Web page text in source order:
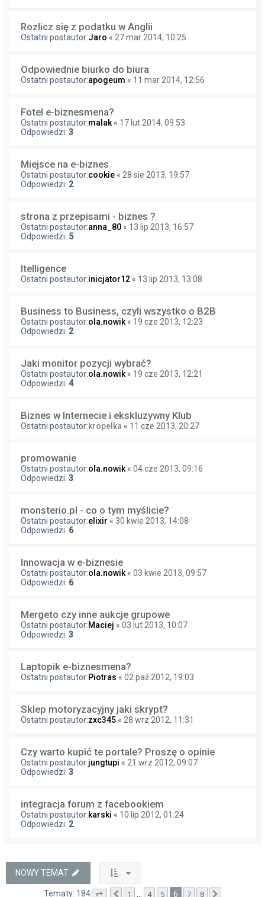
Rozlicz się z podatku w Anglii
Ostatni postautor:Jaro « 27 mar 2014, 10:25
Odpowiednie biurko do biura
Ostatni postautor:apogeum « 11 mar 2014, 12:56
Fotel e-biznesmena?
Ostatni postautor:malak « 17 lut 2014, 09:53
Odpowiedzi: 3
Miejsce na e-biznes
Ostatni postautor:cookie « 28 sie 2013, 19:57
Odpowiedzi: 2
strona z przepisami - biznes ?
Ostatni postautor:anna_80 « 13 lip 2013, 16:57
Odpowiedzi: 5
Itelligence
Ostatni postautor:inicjator12 « 13 lip 2013, 13:08
Business to Business, czyli wszystko o B2B
Ostatni postautor:ola.nowik « 19 cze 2013, 12:23
Odpowiedzi: 2
Jaki monitor pozycji wybrać?
Ostatni postautor:ola.nowik « 19 cze 2013, 12:21
Odpowiedzi: 4
Biznes w Internecie i ekskluzywny Klub
Ostatni postautor:kropelka « 11 cze 2013, 20:27
promowanie
Ostatni postautor:ola.nowik « 04 cze 2013, 09:16
Odpowiedzi: 3
monsterio.pl - co o tym myślicie?
Ostatni postautor:elixir « 30 kwie 2013, 14:08
Odpowiedzi: 6
Innowacja w e-biznesie
Ostatni postautor:ola.nowik « 03 kwie 2013, 09:57
Odpowiedzi: 6
Mergeto czy inne aukcje grupowe
Ostatni postautor:Maciej « 03 lut 2013, 10:07
Odpowiedzi: 3
Laptopik e-biznesmena?
Ostatni postautor:Piotras « 02 paź 2012, 19:03
Sklep motoryzacyjny jaki skrypt?
Ostatni postautor:zxc345 « 28 wrz 2012, 11:31
Czy warto kupić te portale? Proszę o opinie
Ostatni postautor:jungtupi « 21 wrz 2012, 09:07
Odpowiedzi: 3
integracja forum z facebookiem
Ostatni postautor:karski « 10 lip 2012, 01:24
Odpowiedzi: 2
NOWY TEMAT
Tematy: 184 Strona 6 z8
Poprzednia
1 4 5 6 7 8